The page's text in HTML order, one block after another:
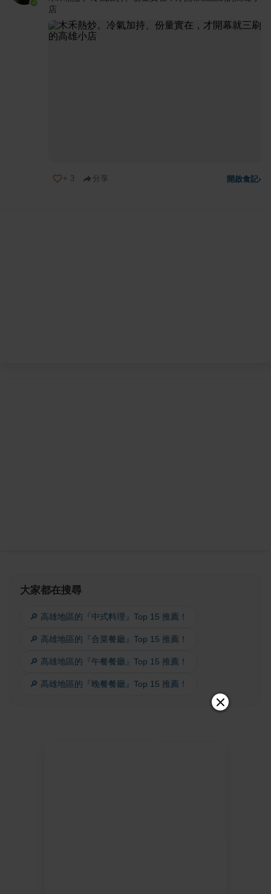
店
+ 3 分享 開啟食記›
大家都在搜尋
🔎 高雄地區的『中式料理』Top 15 推薦！
🔎 高雄地區的『合菜餐廳』Top 15 推薦！
🔎 高雄地區的『午餐餐廳』Top 15 推薦！
🔎 高雄地區的『晚餐餐廳』Top 15 推薦！